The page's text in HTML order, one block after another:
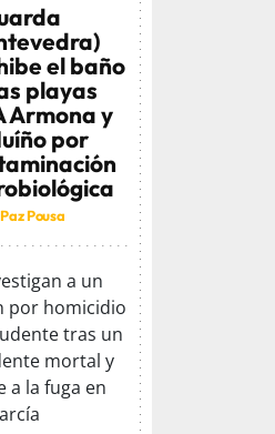
el baño
playas
Armona y
por
Pousa